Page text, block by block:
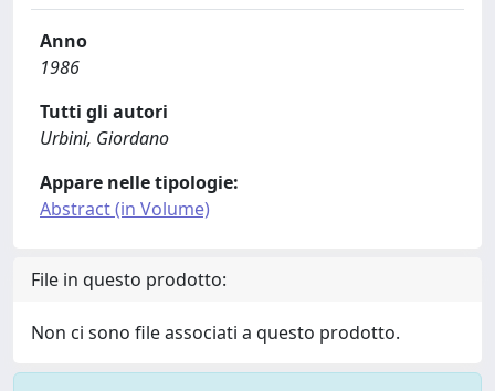
Anno
1986
Tutti gli autori
Urbini, Giordano
Appare nelle tipologie:
Abstract (in Volume)
File in questo prodotto:
Non ci sono file associati a questo prodotto.